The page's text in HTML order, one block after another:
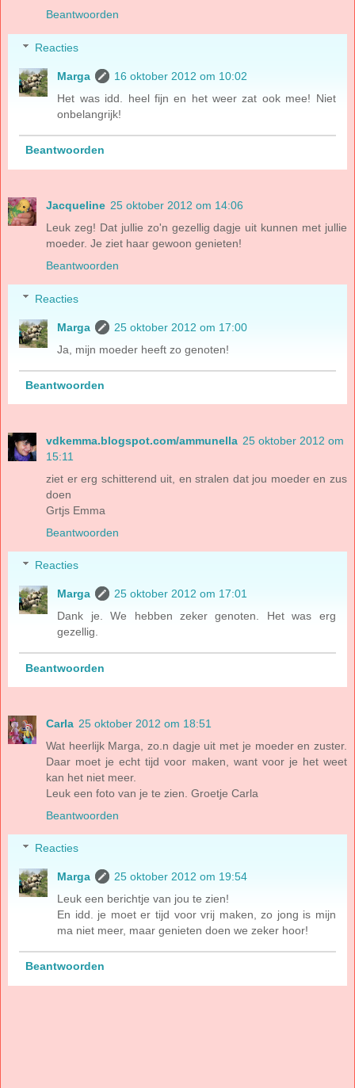
Beantwoorden
Reacties
Marga
16 oktober 2012 om 10:02
Het was idd. heel fijn en het weer zat ook mee! Niet
onbelangrijk!
Beantwoorden
Jacqueline 25 oktober 2012 om 14:06
Leuk zeg! Dat jullie zo'n gezellig dagje uit kunnen met jullie
moeder. Je ziet haar gewoon genieten!
Beantwoorden
Reacties
Marga
25 oktober 2012 om 17:00
Ja, mijn moeder heeft zo genoten!
Beantwoorden
vdkemma.blogspot.com/ammunella 25 oktober 2012 om
15:11
ziet er erg schitterend uit, en stralen dat jou moeder en zus
doen
Grtjs Emma
Beantwoorden
Reacties
Marga
25 oktober 2012 om 17:01
Dank je. We hebben zeker genoten. Het was erg
gezellig.
Beantwoorden
Carla 25 oktober 2012 om 18:51
Wat heerlijk Marga, zo.n dagje uit met je moeder en zuster.
Daar moet je echt tijd voor maken, want voor je het weet
kan het niet meer.
Leuk een foto van je te zien. Groetje Carla
Beantwoorden
Reacties
Marga
25 oktober 2012 om 19:54
Leuk een berichtje van jou te zien!
En idd. je moet er tijd voor vrij maken, zo jong is mijn
ma niet meer, maar genieten doen we zeker hoor!
Beantwoorden